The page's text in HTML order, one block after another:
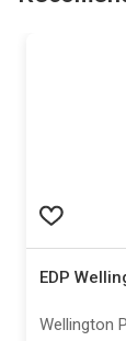
EDP
Wellington